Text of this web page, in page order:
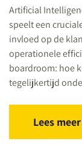
Artificial
speelt een
invloed op de
operationele
boardroom: hoe
tegelijkertijd
Lees meer